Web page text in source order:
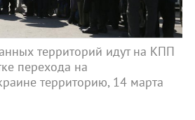
территорий идут на КПП
перехода на
территорию, 14 марта